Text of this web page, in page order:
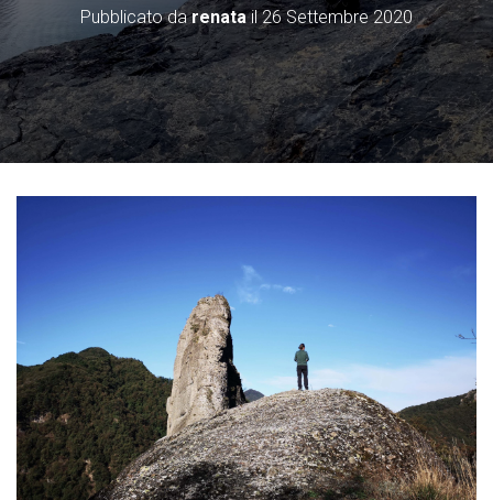
G
E
Pubblicato darenatail26 Settembre 2020